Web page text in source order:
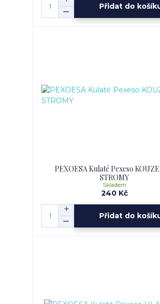
Přidat do
PEXOESA Kulaté Pexeso
STROMY
240 Kč
Skladem
Přidat do